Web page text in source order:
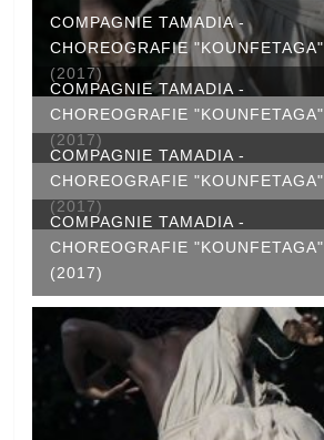
COMPAGNIE TAMADIA -
CHOREOGRAFIE "KOUNFETAGA"
(2017)
COMPAGNIE TAMADIA -
CHOREOGRAFIE "KOUNFETAGA"
(2017)
COMPAGNIE TAMADIA -
CHOREOGRAFIE "KOUNFETAGA"
(2017)
COMPAGNIE TAMADIA -
CHOREOGRAFIE "KOUNFETAGA"
(2017)